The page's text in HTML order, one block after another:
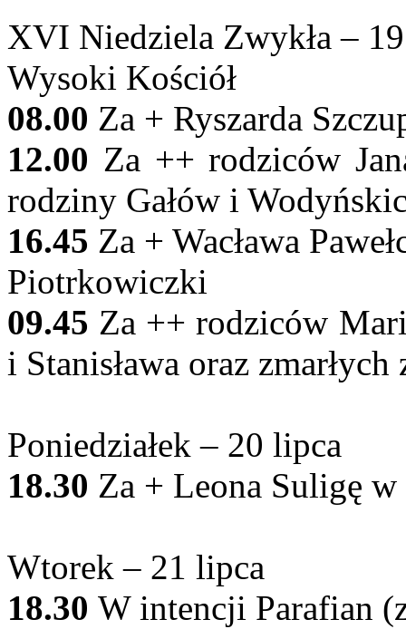
XVI Niedziela Zwykła –
Wysoki Kościół
08.00 Za + Ryszarda
12.00 Za ++ rodziców
rodziny Gałów i
16.45 Za + Wacława
Piotrkowiczki
09.45 Za ++ rodziców
i Stanisława oraz
Poniedziałek – 20 lipca
18.30 Za + Leona Suligę
Wtorek – 21 lipca
18.30 W intencji Parafian